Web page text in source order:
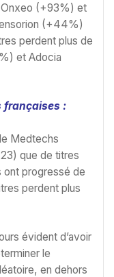
(+93%) et
(+44%)
perdent plus de
et Adocia
françaises :
Medtechs
que de titres
ont progressé de
perdent plus
évident d’avoir
le
en dehors